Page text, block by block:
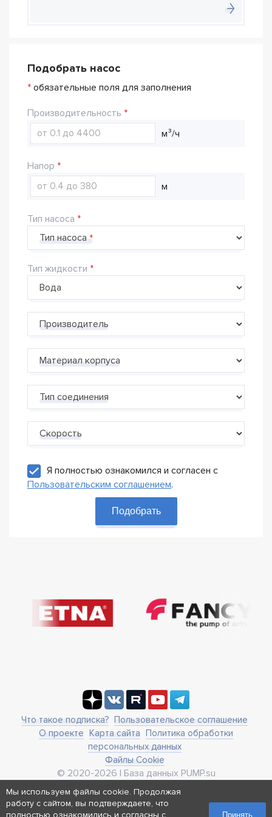
Подобрать насос
* обязательные поля для заполнения
Производительность
м³/ч
Напор
м
Тип насоса
Тип насоса
Тип жидкости
Производитель
Материал корпуса
Тип соединения
Скорость
Я полностью ознакомился и согласен с
Пользовательским соглашением.
Подобрать
Что такое подписка? Пользовательское соглашение
О проекте Карта сайта Политика обработки
персональных данных
Файлы Cookie
© 2020-2026 | База данных PUMP.su
business@pump.su
г. Москва, ул. Ленинская Слобода 19
Реквизиты
Мы используем файлы cookie. Продолжая
работу с сайтом, вы подтверждаете, что
полностью ознакомились и согласны с
Принять